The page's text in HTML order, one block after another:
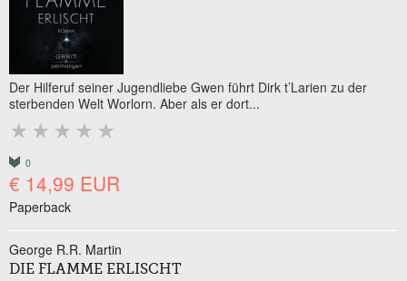
Der Hilferuf seiner Jugendliebe Gwen führt Dirk t’Larien zu der
sterbenden Welt Worlorn. Aber als er dort...
0
€ 14,99 EUR
Paperback
George R.R. Martin
DIE FLAMME ERLISCHT